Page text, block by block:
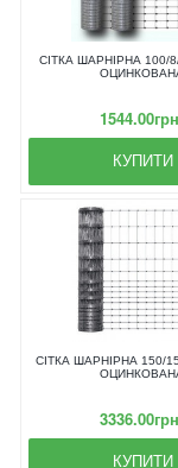
СІТКА ШАРНІРНА 100/
КУПИТИ
СІТКА ШАРНІРНА 150/
КУПИТИ